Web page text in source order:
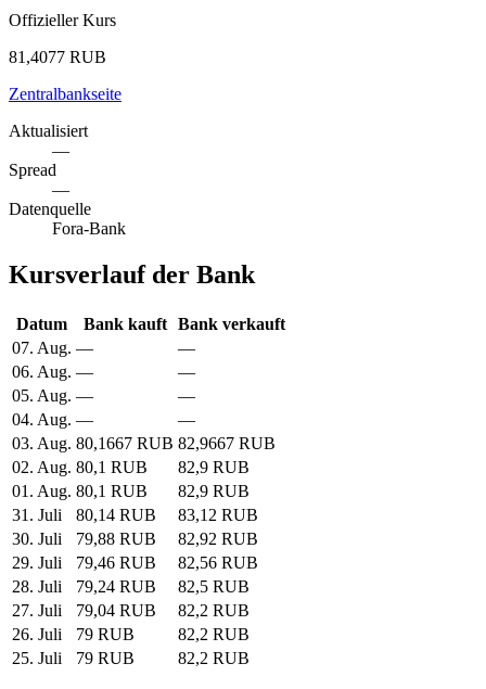
Offizieller Kurs
81,4077 RUB
Zentralbankseite
Aktualisiert
—
Spread
—
Datenquelle
Fora-Bank
Kursverlauf der Bank
Datum Bank kauft
Bank verkauft
07. Aug. —
—
06. Aug. —
—
05. Aug. —
—
04. Aug. —
—
03. Aug. 80,1667 RUB 82,9667 RUB
02. Aug. 80,1 RUB
82,9 RUB
01. Aug. 80,1 RUB
82,9 RUB
31. Juli
80,14 RUB
83,12 RUB
30. Juli
79,88 RUB
82,92 RUB
29. Juli
79,46 RUB
82,56 RUB
28. Juli
79,24 RUB
82,5 RUB
27. Juli
79,04 RUB
82,2 RUB
26. Juli
79 RUB
82,2 RUB
25. Juli
79 RUB 82,2 RUB